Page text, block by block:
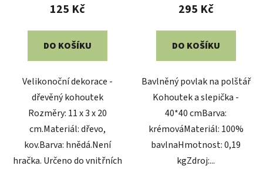
125 Kč
DO KOŠÍKU
Velikonoční dekorace -
dřevěný kohoutek
Rozměry: 11 x 3 x 20
cm.Materiál: dřevo,
kov.Barva: hnědá.Není
hračka. Určeno do vnitřních
295 Kč
DO KOŠÍKU
Bavlněný povlak na polštář
Kohoutek a slepička -
40*40 cmBarva:
krémováMateriál: 100%
bavlnaHmotnost: 0,19
kgZdroj:...